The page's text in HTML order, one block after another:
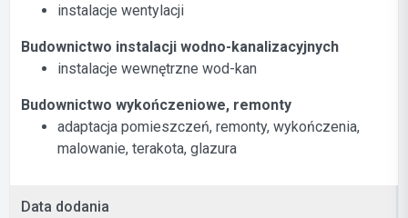
instalacje wentylacji
Budownictwo instalacji wodno-kanalizacyjnych
instalacje wewnętrzne wod-kan
Budownictwo wykończeniowe, remonty
adaptacja pomieszczeń, remonty, wykończenia,
malowanie, terakota, glazura
Data dodania